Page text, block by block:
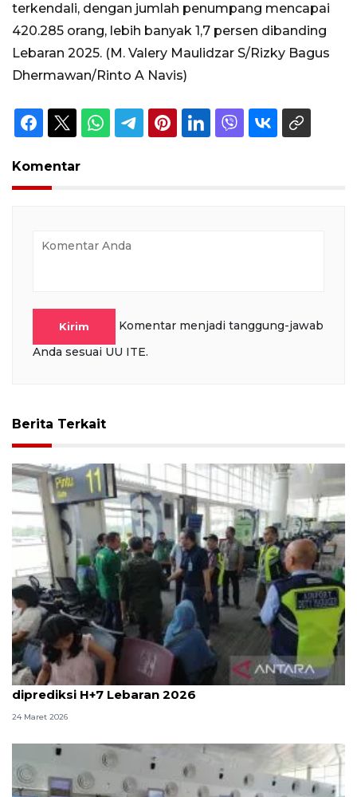
terkendali, dengan jumlah penumpang mencapai
420.285 orang, lebih banyak 1,7 persen dibanding
Lebaran 2025. (M. Valery Maulidzar S/Rizky Bagus
Dhermawan/Rinto A Navis)
Komentar
Kirim
Komentar menjadi tanggung-jawab
Anda sesuai UU ITE.
Berita Terkait
Bandara Kualanamu sebut puncak arus balik
diprediksi H+7 Lebaran 2026
24 Maret 2026